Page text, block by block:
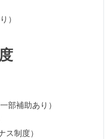
に単体テストを記述、実
ストを記述、実施してい
ードを記述している
）
部補助あり）
制度）